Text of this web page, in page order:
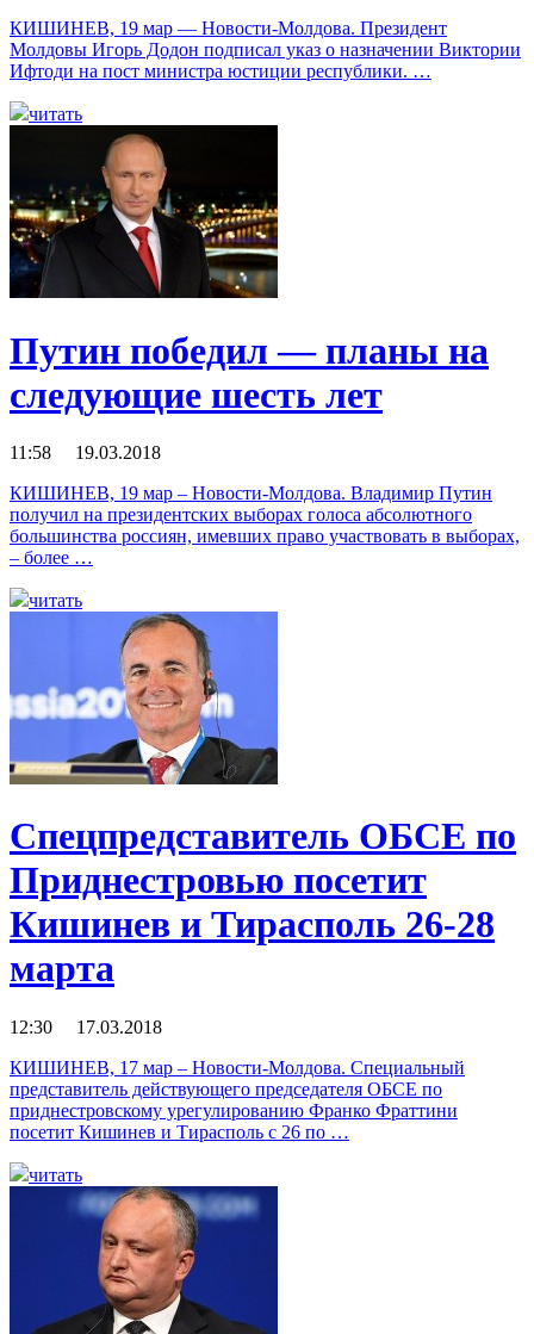
КИШИНЕВ, 19 мар — Новости-Молдова. Президент
Молдовы Игорь Додон подписал указ о назначении Виктории
Ифтоди на пост министра юстиции республики. …
читать
Путин победил — планы на
следующие шесть лет
11:58 19.03.2018
КИШИНЕВ, 19 мар – Новости-Молдова. Владимир Путин
получил на президентских выборах голоса абсолютного
большинства россиян, имевших право участвовать в выборах,
– более …
читать
Спецпредставитель ОБСЕ по
Приднестровью посетит
Кишинев и Тирасполь 26-28
марта
12:30 17.03.2018
КИШИНЕВ, 17 мар – Новости-Молдова. Специальный
представитель действующего председателя ОБСЕ по
приднестровскому урегулированию Франко Фраттини
посетит Кишинев и Тирасполь с 26 по …
читать